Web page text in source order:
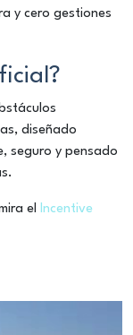
y cero gestiones
diseñado
seguro y pensado
el
Incentive